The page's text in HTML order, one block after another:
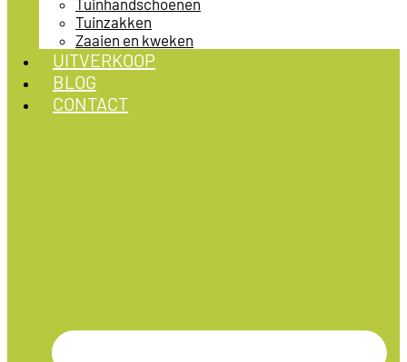
Tuinzakken
Zaaien en kweken
UITVERKOOP
BLOG
CONTACT